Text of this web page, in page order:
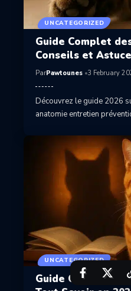
UNCATEGORIZED
Guide Complet
Conseils et
ParPawtounes 3 February
Découvrez le guide 2026
anatomie entretien
UNCATEGORIZED
Guide Complet